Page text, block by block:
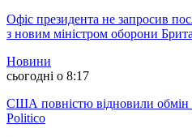
Офіс президента не запросив
з новим міністром оборони
Новини
сьогодні о 8:17
США повністю відновили
Politico